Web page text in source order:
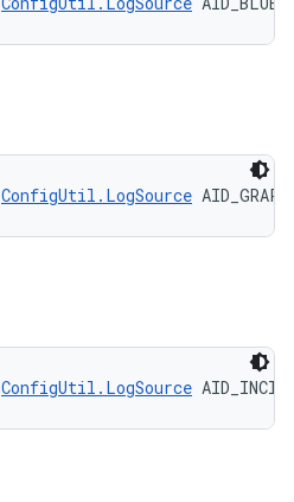
ConfigUtil.LogSource
ConfigUtil.LogSource